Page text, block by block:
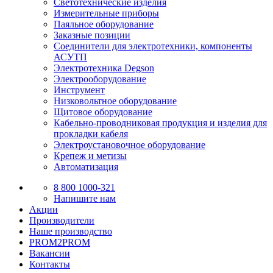
Светотехнические изделия
Измерительные приборы
Паяльное оборудование
Заказные позиции
Соединители для электротехники, компоненты
АСУТП
Электротехника Degson
Электрооборудование
Инструмент
Низковольтное оборудование
Щитовое оборудование
Кабельно-проводниковая продукция и изделия для
прокладки кабеля
Электроустановочное оборудование
Крепеж и метизы
Автоматизация
8 800 1000-321
Напишите нам
Акции
Производители
Наше производство
PROM2PROM
Вакансии
Контакты